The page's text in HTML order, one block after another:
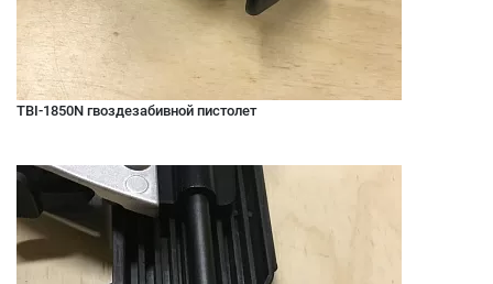
TBI-1850N гвоздезабивной пистолет